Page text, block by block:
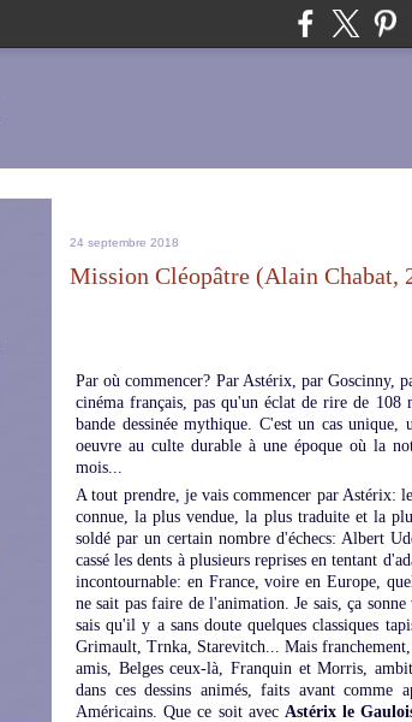
24 septembre 2018
Mission Cléopâtre (Alain Chabat,
Par où commencer? Par Astérix, par Goscinny,
cinéma français, pas qu'un éclat de rire de 108
bande dessinée mythique. C'est un cas
oeuvre au culte durable à une époque où la
mois...
A tout prendre, je vais commencer par Astérix:
connue, la plus vendue, la plus traduite et la
soldé par un certain nombre d'échecs: Albert
cassé les dents à plusieurs reprises en tentant
incontournable: en France, voire en Europe,
ne sait pas faire de l'animation. Je sais, ça
sais qu'il y a sans doute quelques classiques
Grimault, Trnka, Starevitch... Mais
amis, Belges ceux-là, Franquin et Morris,
dans ces dessins animés, faits avant comme
Américains. Que ce soit avec Astérix le